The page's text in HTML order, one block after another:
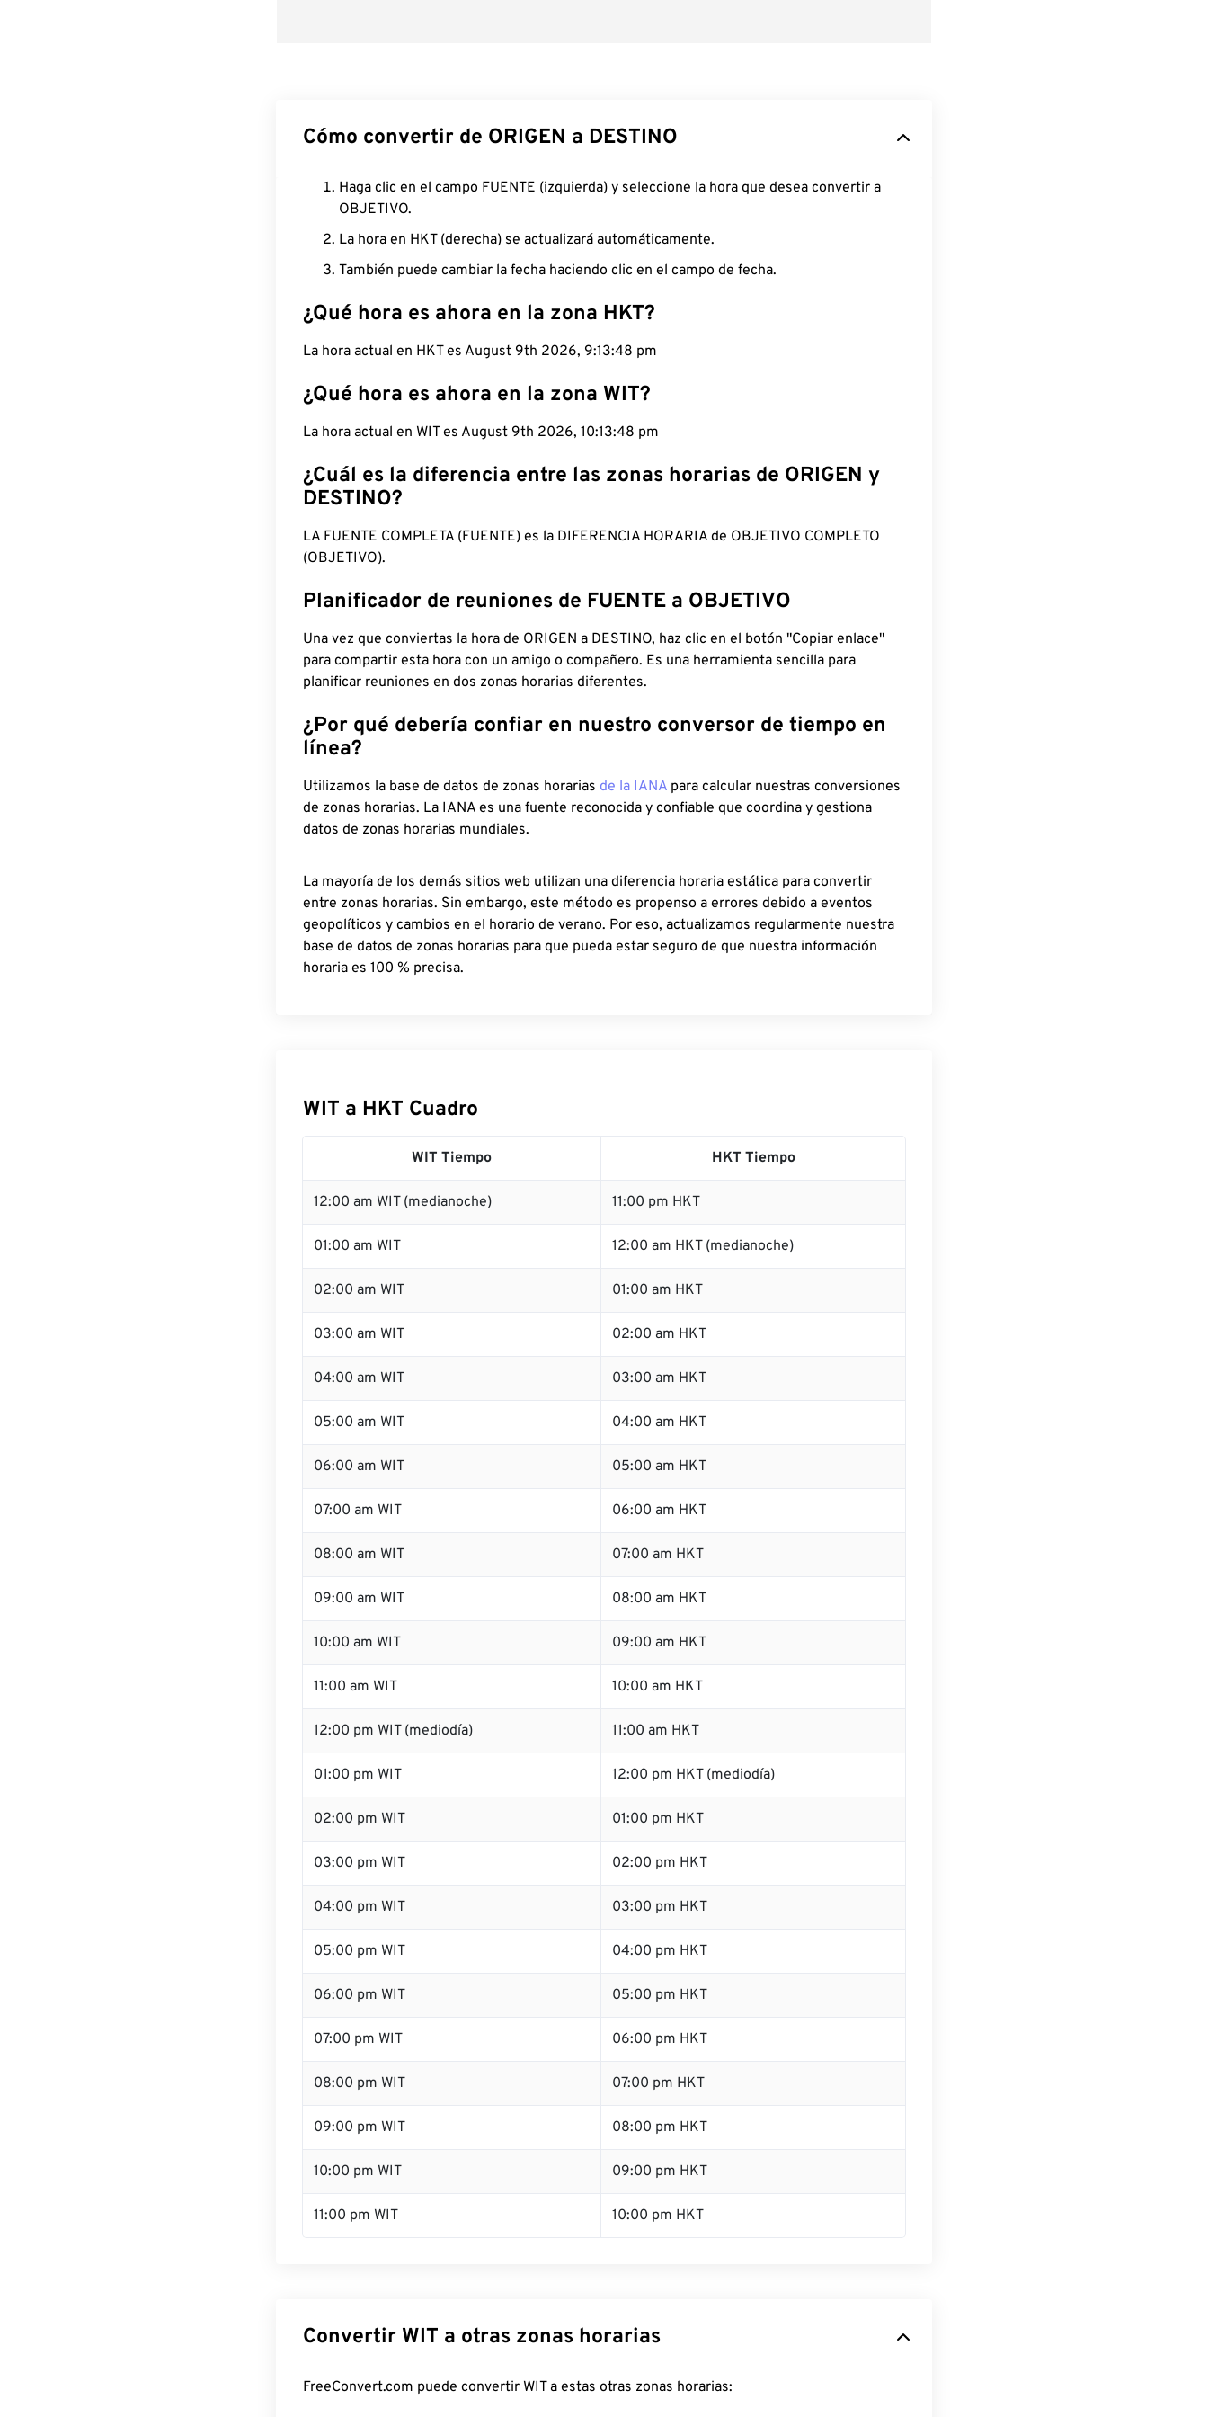
Cómo convertir de ORIGEN a DESTINO
Haga clic en el campo FUENTE (izquierda) y seleccione la hora que desea convertir a
OBJETIVO.
La hora en HKT (derecha) se actualizará automáticamente.
También puede cambiar la fecha haciendo clic en el campo de fecha.
¿Qué hora es ahora en la zona HKT?
La hora actual en HKT es August 9th 2026, 9:13:49 pm
¿Qué hora es ahora en la zona WIT?
La hora actual en WIT es August 9th 2026, 10:13:49 pm
¿Cuál es la diferencia entre las zonas horarias de ORIGEN y
DESTINO?
LA FUENTE COMPLETA (FUENTE) es la DIFERENCIA HORARIA de OBJETIVO COMPLETO
(OBJETIVO).
Planificador de reuniones de FUENTE a OBJETIVO
Una vez que conviertas la hora de ORIGEN a DESTINO, haz clic en el botón "Copiar enlace"
para compartir esta hora con un amigo o compañero. Es una herramienta sencilla para
planificar reuniones en dos zonas horarias diferentes.
¿Por qué debería confiar en nuestro conversor de tiempo en
línea?
Utilizamos la base de datos de zonas horarias de la IANA para calcular nuestras conversiones
de zonas horarias. La IANA es una fuente reconocida y confiable que coordina y gestiona
datos de zonas horarias mundiales.
La mayoría de los demás sitios web utilizan una diferencia horaria estática para convertir
entre zonas horarias. Sin embargo, este método es propenso a errores debido a eventos
geopolíticos y cambios en el horario de verano. Por eso, actualizamos regularmente nuestra
base de datos de zonas horarias para que pueda estar seguro de que nuestra información
horaria es 100 % precisa.
WIT a HKT Cuadro
WIT Tiempo HKT Tiempo
12:00 am WIT (medianoche) 11:00 pm HKT
01:00 am WIT 12:00 am HKT (medianoche)
02:00 am WIT 01:00 am HKT
03:00 am WIT 02:00 am HKT
04:00 am WIT 03:00 am HKT
05:00 am WIT 04:00 am HKT
06:00 am WIT 05:00 am HKT
07:00 am WIT 06:00 am HKT
08:00 am WIT 07:00 am HKT
09:00 am WIT 08:00 am HKT
10:00 am WIT 09:00 am HKT
11:00 am WIT 10:00 am HKT
12:00 pm WIT (mediodía) 11:00 am HKT
01:00 pm WIT 12:00 pm HKT (mediodía)
02:00 pm WIT 01:00 pm HKT
03:00 pm WIT 02:00 pm HKT
04:00 pm WIT 03:00 pm HKT
05:00 pm WIT 04:00 pm HKT
06:00 pm WIT 05:00 pm HKT
07:00 pm WIT 06:00 pm HKT
08:00 pm WIT 07:00 pm HKT
09:00 pm WIT 08:00 pm HKT
10:00 pm WIT 09:00 pm HKT
11:00 pm WIT 10:00 pm HKT
Convertir WIT a otras zonas horarias
FreeConvert.com puede convertir WIT a estas otras zonas horarias: